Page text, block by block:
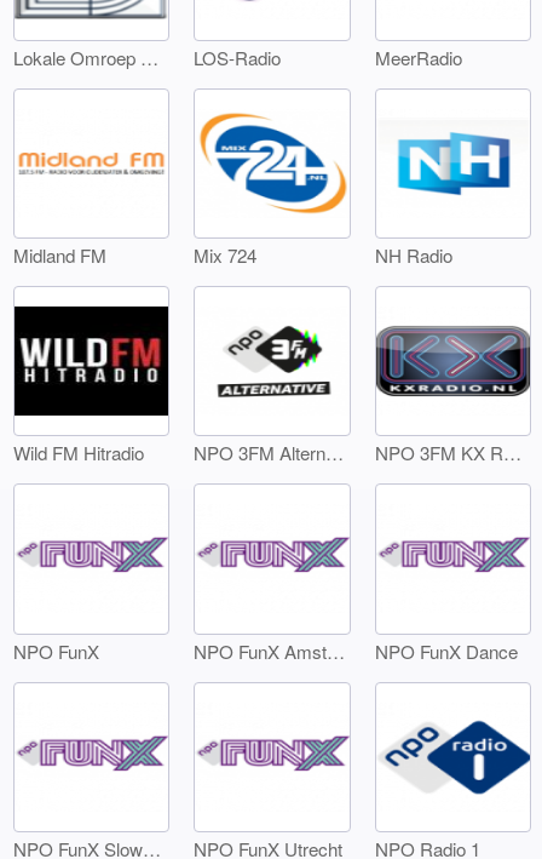
Lokale Omroep Landsmeer LOS-Radio MeerRadio
Midland FM Mix 724 NH Radio
Wild FM Hitradio NPO 3FM Alternative NPO 3FM KX Radio
NPO FunX NPO FunX Amsterdam NPO FunX Dance
NPO FunX SlowJamz NPO FunX Utrecht NPO Radio 1